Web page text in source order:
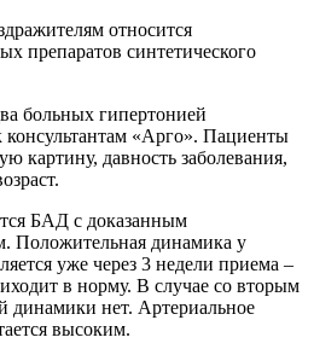
относится
препаратов синтетического
больных гипертонией
«Арго». Пациенты
картину, давность заболевания,
БАД с доказанным
Положительная динамика у
уже через 3 недели приема –
в норму. В случае со вторым
динамики нет. Артериальное
высоким.